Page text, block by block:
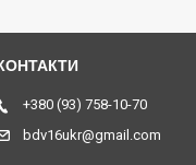
+380 (93) 758-10-70
bdv16ukr@gmail.com